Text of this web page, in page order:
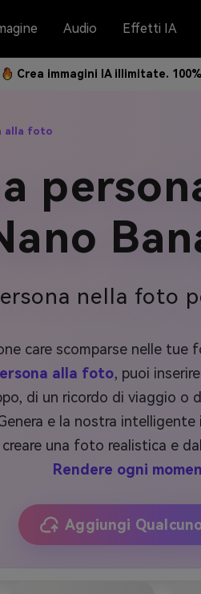
Audio Effetti IA
Crea immagini IA illimitate.
alla foto
nella foto
care scomparse nelle
alla foto, puoi
di un ricordo di viaggio o
e la nostra
una foto realistica e
Rendere ogni
Aggiungi